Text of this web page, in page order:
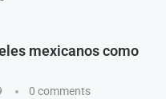
mexicanos como
0 comments